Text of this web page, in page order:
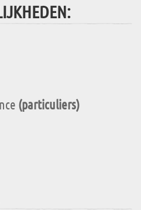
(particuliers)